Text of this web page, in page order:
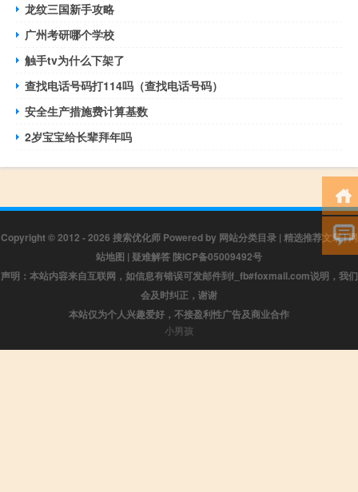
龙纹三国新手攻略
广州考研哪个学校
触手tv为什么下架了
查找电话号码打114吗（查找电话号码）
安全生产措施费计算基数
2岁宝宝给长辈拜年吗
Copyright © 2012 - 2026 搜索优化师Powered by 网站分类目录| 精选推荐文章|网
站地图 | 疑难解答 陕ICP备05009492号
声明：本站内容来自互联网，如信息有错误可发邮件到f_fb#foxmail.com说明，我们
会及时纠正，谢谢
本站仅为个人兴趣爱好，不接盈利性广告及商业合作
小男孩